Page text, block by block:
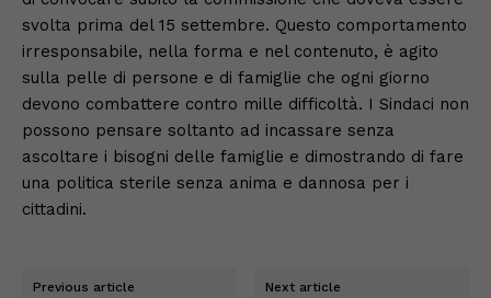
svolta prima del 15 settembre. Questo comportamento
irresponsabile, nella forma e nel contenuto, è agito
sulla pelle di persone e di famiglie che ogni giorno
devono combattere contro mille difficoltà. I Sindaci non
possono pensare soltanto ad incassare senza
ascoltare i bisogni delle famiglie e dimostrando di fare
una politica sterile senza anima e dannosa per i
cittadini.
Previous article Next article